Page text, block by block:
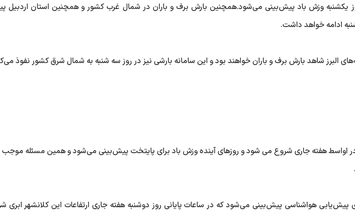
یکشنبه وزش باد پیش‌بینی می‌شود.همچنین بارش برف و باران در شمال غرب کشور و همچنین استان اردبیل
ادامه خواهد داشت.
البرز شاهد بارش برف و باران خواهند بود و این سامانه بارشی نیز در روز سه شنبه به شمال شرق کشور نفوذ
در اواسط هفته جاری شروع می شود و روزهای آینده وزش باد برای پایتخت پیش‌بینی می‌شود و همین مسئله
پیش‌یابی هواشناسی پیش‌بینی می‌شود که در ساعات پایانی روز دوشنبه هفته جاری ارتفاعات این کلانشهر ابری